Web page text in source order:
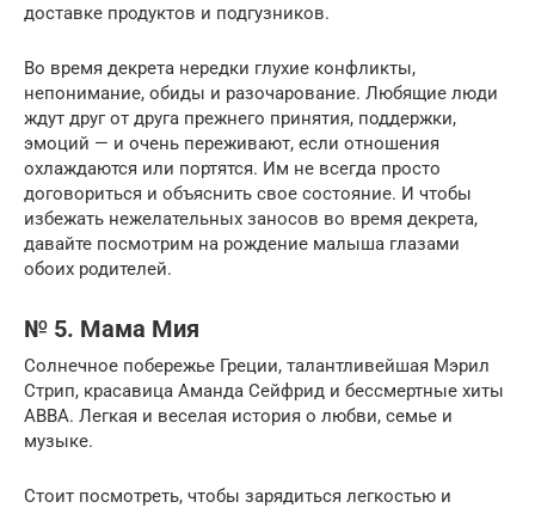
доставке продуктов и подгузников.
Во время декрета нередки глухие конфликты,
непонимание, обиды и разочарование. Любящие люди
ждут друг от друга прежнего принятия, поддержки,
эмоций — и очень переживают, если отношения
охлаждаются или портятся. Им не всегда просто
договориться и объяснить свое состояние. И чтобы
избежать нежелательных заносов во время декрета,
давайте посмотрим на рождение малыша глазами
обоих родителей.
№ 5. Мама Мия
Солнечное побережье Греции, талантливейшая Мэрил
Стрип, красавица Аманда Сейфрид и бессмертные хиты
ABBA. Легкая и веселая история о любви, семье и
музыке.
Стоит посмотреть, чтобы зарядиться легкостью и